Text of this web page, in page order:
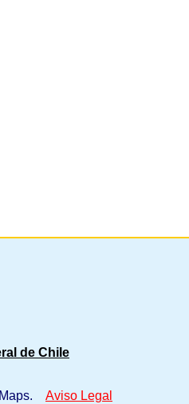
de Chile
Maps. Aviso Legal